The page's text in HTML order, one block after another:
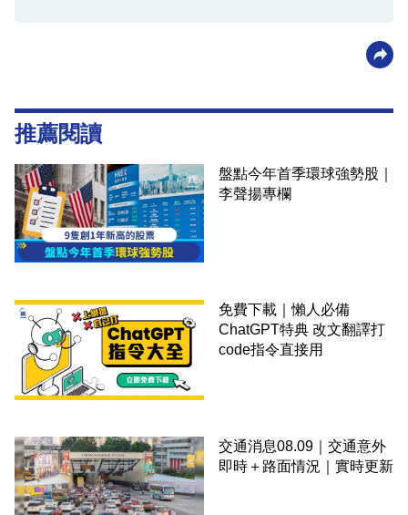
推薦閱讀
盤點今年首季環球強勢股｜
李聲揚專欄
免費下載｜懶人必備
ChatGPT特典 改文翻譯打
code指令直接用
交通消息08.09｜交通意外
即時＋路面情況｜實時更新